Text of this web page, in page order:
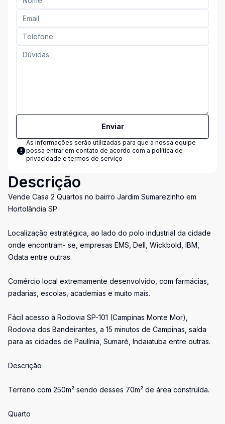
Enviar
As informações serão utilizadas para que a nossa equipe
possa entrar em contato de acordo com a política de
privacidade e termos de serviço
Descrição
Vende Casa 2 Quartos no bairro Jardim Sumarezinho em
Hortolândia SP
Localização estratégica, ao lado do polo industrial da cidade
onde encontram- se, empresas EMS, Dell, Wickbold, IBM,
Odata entre outras.
Comércio local extremamente desenvolvido, com farmácias,
padarias, escolas, academias e muito mais.
Fácil acesso à Rodovia SP-101 (Campinas Monte Mor),
Rodovia dos Bandeirantes, a 15 minutos de Campinas, saída
para as cidades de Paulínia, Sumaré, Indaiatuba entre outras.
Descrição
Terreno com 250m² sendo desses 70m² de área construída.
Quarto